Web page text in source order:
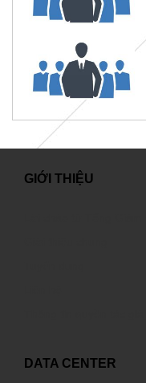
GIỚI THIỆU
DATA CENTER